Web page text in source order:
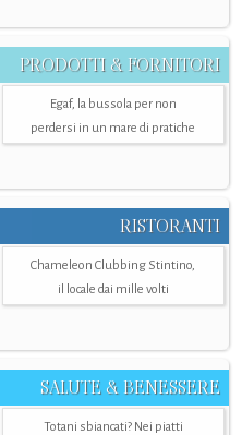
PRODOTTI & FORNITORI
Egaf, la bussola per non
perdersi in un mare di pratiche
RISTORANTI
Chameleon Clubbing Stintino,
il locale dai mille volti
SALUTE & BENESSERE
Totani sbiancati? Nei piatti